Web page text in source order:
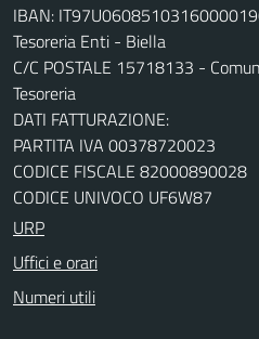
IBAN:
Tesoreria Enti - Biella
C/C POSTALE 15718133 -
Tesoreria
DATI FATTURAZIONE:
PARTITA IVA 00378720023
CODICE FISCALE 82000890028
CODICE UNIVOCO UF6W87
URP
Uffici e orari
Numeri utili